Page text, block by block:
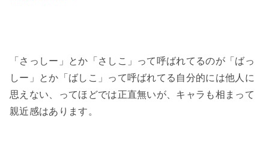
「さっしー」とか「さしこ」って呼ばれてるのが「ばっ
しー」とか「ばしこ」って呼ばれてる自分的には他人に
思えない、ってほどでは正直無いが、キャラも相まって
親近感はあります。